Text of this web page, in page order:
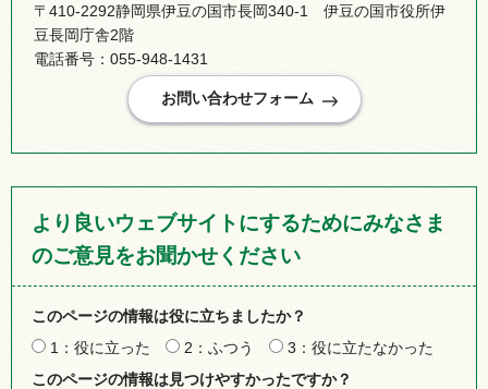
〒410-2292静岡県伊豆の国市長岡340-1 伊豆の国市役所伊
豆長岡庁舎2階
電話番号：055-948-1431
より良いウェブサイトにするためにみなさま
のご意見をお聞かせください
このページの情報は役に立ちましたか？
1：役に立った
2：ふつう
3：役に立たなかった
このページの情報は見つけやすかったですか？